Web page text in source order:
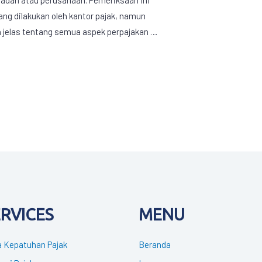
dilakukan oleh kantor pajak, namun
tentang semua aspek perpajakan …
Kepatuhan Pajak
MENU
Beranda